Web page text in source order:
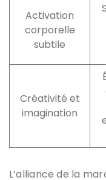
Activation
corporelle
subtile
Créativité et
imagination
L’alliance de la